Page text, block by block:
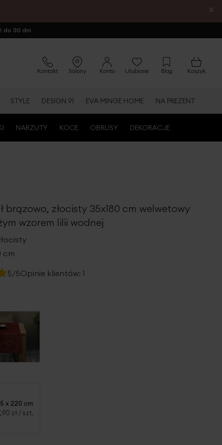
×
do 30 dni
Kontakt Salony Konto Ulubione Blog Koszyk
STYLE DESIGN 91 EVA MINGE HOME NA PREZENT
NARZUTY KOCE OBRUSY DEKORACJE
brązowo, złocisty 35x180 cm welwetowy
wzorem lilii wodnej
cm
5/5Opinie klientów: 1
x 220 cm
zł / szt.